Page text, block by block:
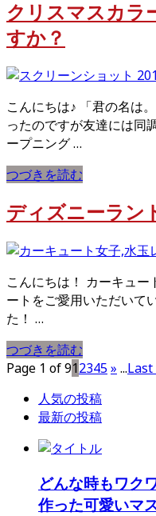
クリスマスカラ
すか？
こんにちは♪ 「君の名は
ったのですが友達には同
ープニング …
つづきを読む
ディズニーラン
こんにちは！ カーキュ
ートをご愛用いただいて
た！ …
つづきを読む
Page 1 of 912345» ...Last
人気の投稿
最新の投稿
どんな時もワク
作った可愛いマ